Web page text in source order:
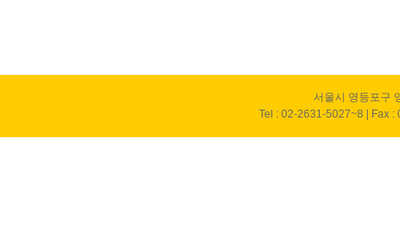
서울시 영등포구
Tel : 02-2631-5027~8 | Fax